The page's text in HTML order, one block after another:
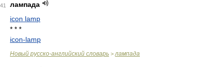
41
лампада
icon lamp
* * *
icon-lamp
Новый русско-английский словарь > лампада